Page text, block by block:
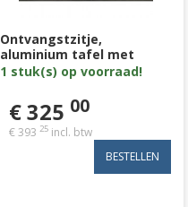
Ontvangstzitje,
aluminium tafel met
glazen blad+ 2 fauteuils,
retro rood leder
1 stuk(s) op voorraad!
€ 325 00
€ 393 25 incl. btw